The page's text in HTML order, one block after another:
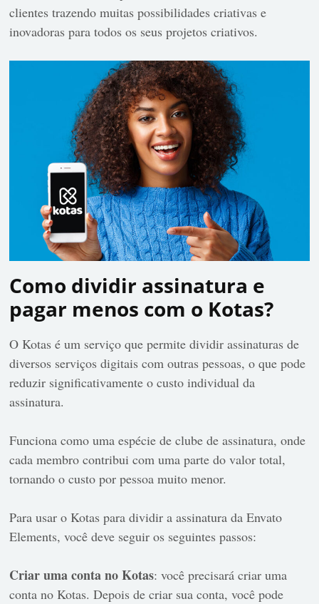
clientes trazendo muitas possibilidades criativas e
inovadoras para todos os seus projetos criativos.
Como dividir assinatura e
pagar menos com o Kotas?
O Kotas é um serviço que permite dividir assinaturas de
diversos serviços digitais com outras pessoas, o que pode
reduzir significativamente o custo individual da
assinatura.
Funciona como uma espécie de clube de assinatura, onde
cada membro contribui com uma parte do valor total,
tornando o custo por pessoa muito menor.
Para usar o Kotas para dividir a assinatura da Envato
Elements, você deve seguir os seguintes passos:
Criar uma conta no Kotas: você precisará criar uma
conta no Kotas. Depois de criar sua conta, você pode